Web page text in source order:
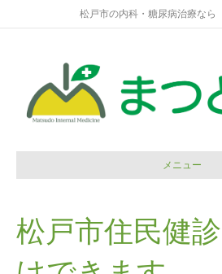
松戸市の内科・糖尿病治療なら
メニュー
松戸市住民健